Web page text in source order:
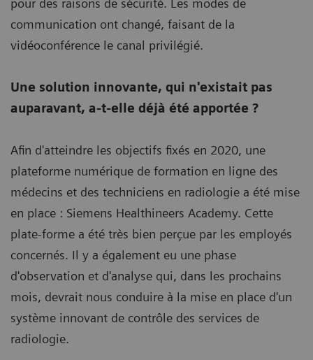
pour des raisons de sécurité. Les modes de
communication ont changé, faisant de la
vidéoconférence le canal privilégié.
Une solution innovante, qui n'existait pas
auparavant, a-t-elle déjà été apportée ?
Afin d'atteindre les objectifs fixés en 2020, une
plateforme numérique de formation en ligne des
médecins et des techniciens en radiologie a été mise
en place : Siemens Healthineers Academy. Cette
plate-forme a été très bien perçue par les employés
concernés. Il y a également eu une phase
d'observation et d'analyse qui, dans les prochains
mois, devrait nous conduire à la mise en place d'un
système innovant de contrôle des services de
radiologie.